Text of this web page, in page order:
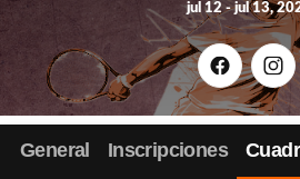
jul 12 - jul 13,
General Inscripciones